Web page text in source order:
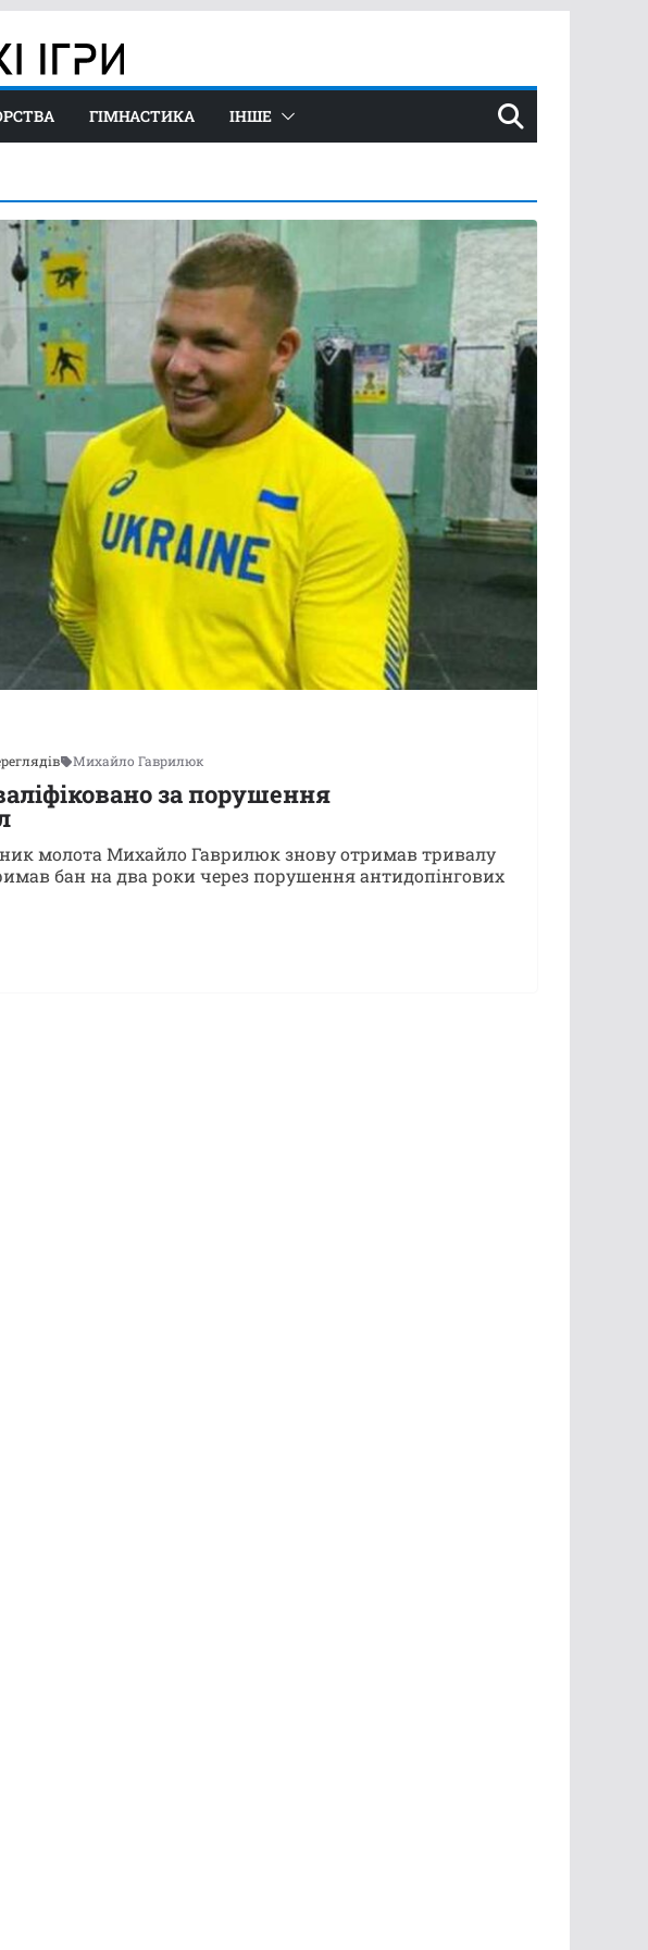
ГІМНАСТИКА ІНШЕ
Михайло Гаврилюк
за порушення
молота Михайло Гаврилюк знову отримав тривалу
бан на два роки через порушення антидопінгових